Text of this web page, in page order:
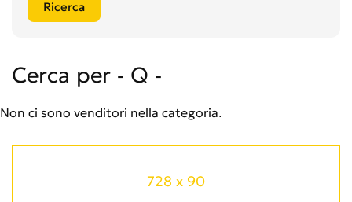
Cerca per - Q -
Non ci sono venditori nella categoria.
728 x 90